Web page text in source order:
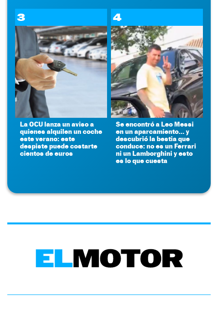
3
La OCU lanza un aviso a
quienes alquilen un coche
este verano: este
despiste puede costarte
cientos de euros
4
Se encontró a Leo Messi
en un aparcamiento... y
descubrió la bestia que
conduce: no es un Ferrari
ni un Lamborghini y esto
es lo que cuesta